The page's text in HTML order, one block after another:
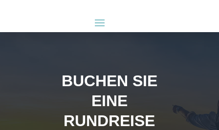
BUCHEN SIE
EINE
RUNDREISE